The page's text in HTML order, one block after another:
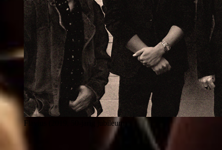
Flavius (2019, 50-jarig jubileum)